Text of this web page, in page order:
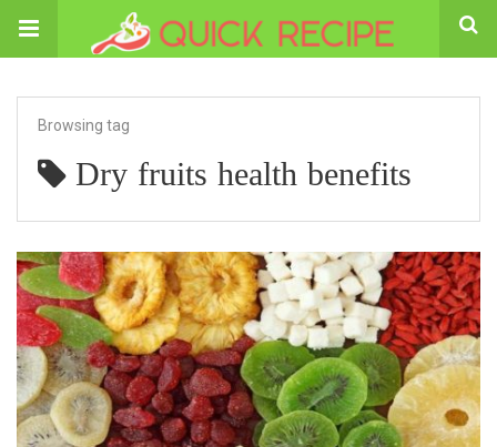
Browsing tag
Dry fruits health benefits